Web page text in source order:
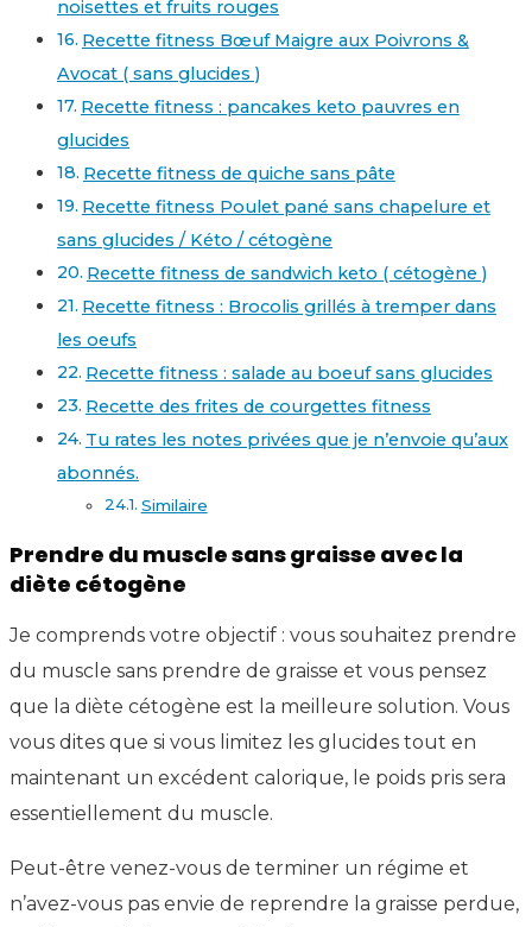
noisettes et fruits rouges
Recette fitness Bœuf Maigre aux Poivrons &
Avocat ( sans glucides )
Recette fitness : pancakes keto pauvres en
glucides
Recette fitness de quiche sans pâte
Recette fitness Poulet pané sans chapelure et
sans glucides / Kéto / cétogène
Recette fitness de sandwich keto ( cétogène )
Recette fitness : Brocolis grillés à tremper dans
les oeufs
Recette fitness : salade au boeuf sans glucides
Recette des frites de courgettes fitness
Tu rates les notes privées que je n’envoie qu’aux
abonnés.
Similaire
Prendre du muscle sans graisse avec la
diète cétogène
Je comprends votre objectif : vous souhaitez prendre
du muscle sans prendre de graisse et vous pensez
que la diète cétogène est la meilleure solution. Vous
vous dites que si vous limitez les glucides tout en
maintenant un excédent calorique, le poids pris sera
essentiellement du muscle.
Peut-être venez-vous de terminer un régime et
n’avez-vous pas envie de reprendre la graisse perdue,